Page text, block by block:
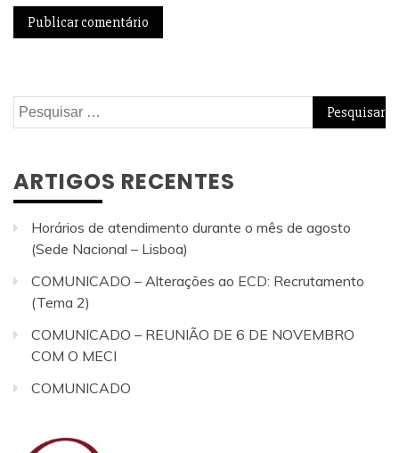
Pesquisar
por:
ARTIGOS RECENTES
Horários de atendimento durante o mês de agosto
(Sede Nacional – Lisboa)
COMUNICADO – Alterações ao ECD: Recrutamento
(Tema 2)
COMUNICADO – REUNIÃO DE 6 DE NOVEMBRO
COM O MECI
COMUNICADO